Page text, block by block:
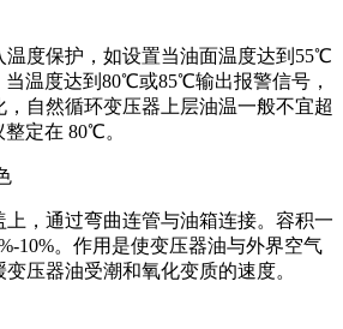
温度保护，如设置当油面温度达到55℃
温度达到80℃或85℃输出报警信号，
自然循环变压器上层油温一般不宜超
定在 80℃。
，通过弯曲连管与油箱连接。容积一
10%。作用是使变压器油与外界空气
压器油受潮和氧化变质的速度。